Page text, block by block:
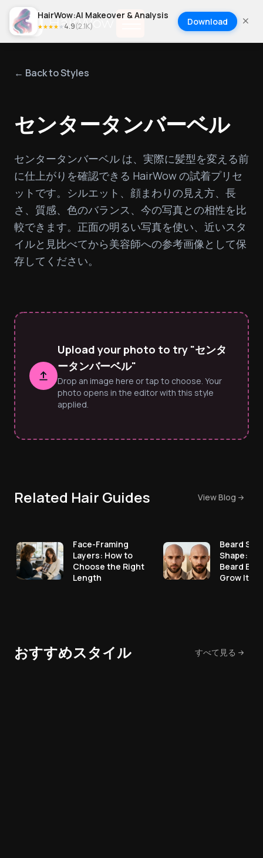
HairWow:AI Makeover & Analysis
★★★★ ★4.9(2.1K) Download
← Back to Styles
センタータンバーベル
センタータンバーベル は、実際に髪型を変える前
に仕上がりを確認できる HairWow の試着プリセ
ットです。シルエット、顔まわりの見え方、長
さ、質感、色のバランス、今の写真との相性を比
較できます。正面の明るい写真を使い、近いスタ
イルと見比べてから美容師への参考画像として保
存してください。
Upload your photo to try "センタ
ータンバーベル"
Drop an image here or tap to choose. Your
photo opens in the editor with this style
applied.
Related Hair Guides View Blog
Face-Framing
Layers: How to
Choose the Right
Length
Beard
Shape:
Beard
Grow It
おすすめスタイル すべて見る